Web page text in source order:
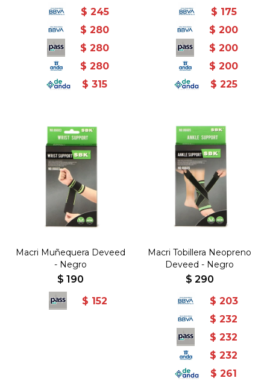
$ 245
$ 280
$ 280
$ 280
$ 315
$ 175
$ 200
$ 200
$ 200
$ 225
Macri Muñequera Deveed
- Negro
$ 190
$ 152
Macri Tobillera Neopreno
Deveed - Negro
$ 290
$ 203
$ 232
$ 232
$ 232
$ 261